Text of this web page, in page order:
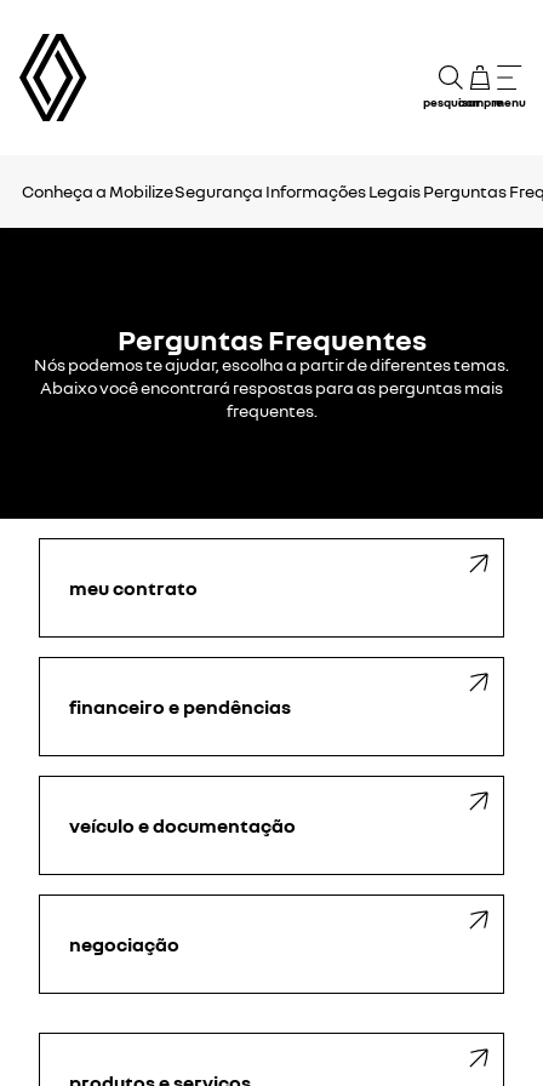
pesquisarcompremenu
Conheça a MobilizeSegurança Informações Legais Perguntas
Perguntas Frequentes
Nós podemos te ajudar, escolha a partir de diferentes temas.
Abaixo você encontrará respostas para as perguntas mais
frequentes.
meu contrato
financeiro e pendências
veículo e documentação
negociação